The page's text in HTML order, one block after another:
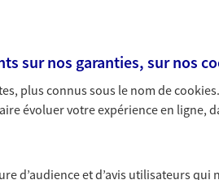
votre
du Jardin du Luxembourg et du
sur nos garanties, sur nos
plus connus sous le nom decookies
évoluer votre expérience en ligne,
d’audience et d’avis utilisateurs